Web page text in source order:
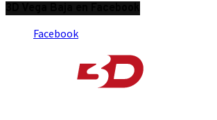
Facebook